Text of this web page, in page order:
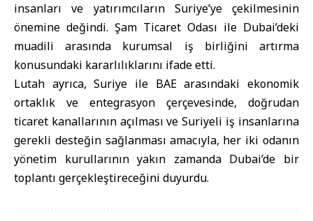
insanları ve yatırımcıların Suriye’ye çekilmesinin
önemine değindi. Şam Ticaret Odası ile Dubai’deki
muadili arasında kurumsal iş birliğini artırma
konusundaki kararlılıklarını ifade etti.
Lutah ayrıca, Suriye ile BAE arasındaki ekonomik
ortaklık ve entegrasyon çerçevesinde, doğrudan
ticaret kanallarının açılması ve Suriyeli iş insanlarına
gerekli desteğin sağlanması amacıyla, her iki odanın
yönetim kurullarının yakın zamanda Dubai’de bir
toplantı gerçekleştireceğini duyurdu.